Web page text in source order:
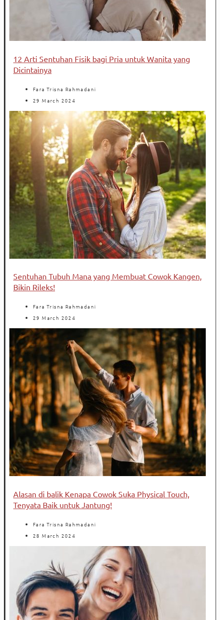
12 Arti Sentuhan Fisik bagi Pria untuk Wanita yang
Dicintainya
Fara Trisna Rahmadani
29 March 2024
Sentuhan Tubuh Mana yang Membuat Cowok Kangen,
Bikin Rileks!
Fara Trisna Rahmadani
29 March 2024
Alasan di balik Kenapa Cowok Suka Physical Touch,
Tenyata Baik untuk Jantung!
Fara Trisna Rahmadani
28 March 2024